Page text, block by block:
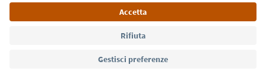
Alto Adige B2B